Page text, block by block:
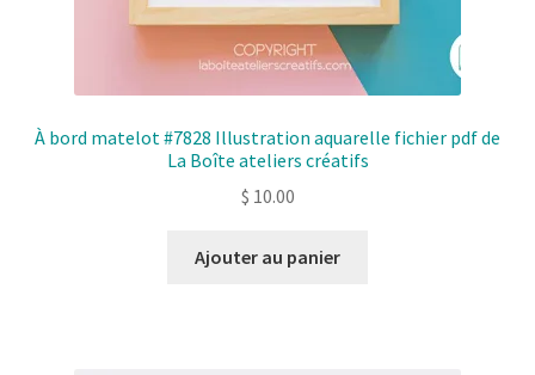
À bord matelot #7828 Illustration aquarelle fichier pdf de
La Boîte ateliers créatifs
$ 10.00
Ajouter au panier